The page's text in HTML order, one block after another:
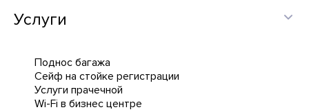
Услуги
Поднос багажа
Сейф на стойке регистрации
Услуги прачечной
Wi-Fi в бизнес центре